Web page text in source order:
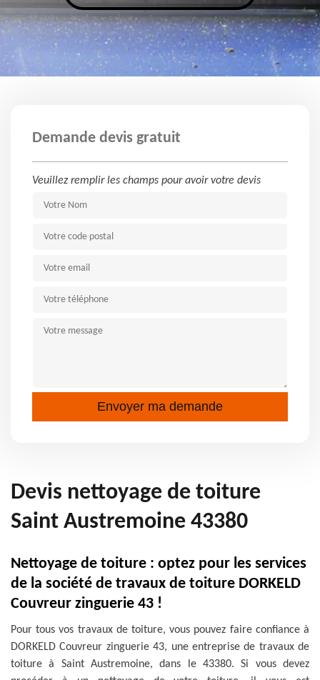
Demande devis gratuit
Veuillez remplir les champs pour avoir votre devis
Devis nettoyage de toiture
Saint Austremoine 43380
Nettoyage de toiture : optez pour les services
de la société de travaux de toiture DORKELD
Couvreur zinguerie 43 !
Pour tous vos travaux de toiture, vous pouvez faire confiance à
DORKELD Couvreur zinguerie 43, une entreprise de travaux de
toiture à Saint Austremoine, dans le 43380. Si vous devez